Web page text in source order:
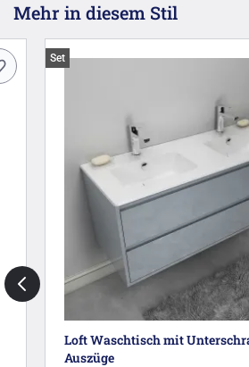
Mehr in diesem Stil
Set
Loft Waschtisch mit
Auszüge